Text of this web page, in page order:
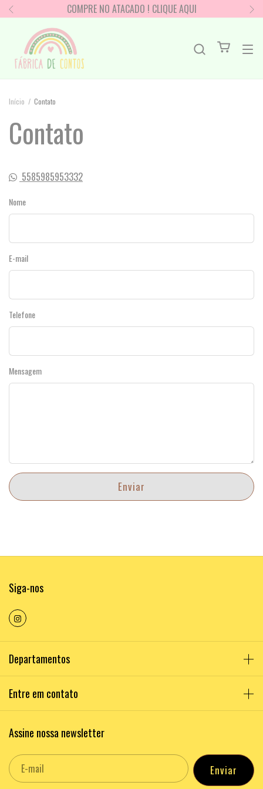
COMPRE NO ATACADO ! CLIQUE AQUI
Início / Contato
Contato
5585985953332
Nome
E-mail
Telefone
Mensagem
Enviar
Siga-nos
Departamentos
Entre em contato
Assine nossa newsletter